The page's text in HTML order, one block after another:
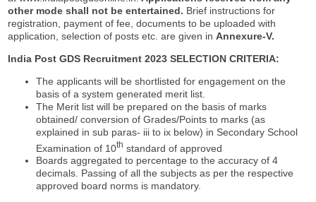
other mode shall not be entertained. Brief instructions for
registration, payment of fee, documents to be uploaded with
application, selection of posts etc. are given in Annexure-V.
India Post GDS Recruitment 2023 SELECTION CRITERIA:
The applicants will be shortlisted for engagement on the
basis of a system generated merit list.
The Merit list will be prepared on the basis of marks
obtained/ conversion of Grades/Points to marks (as
explained in sub paras- iii to ix below) in Secondary School
Examination of 10th standard of approved
Boards aggregated to percentage to the accuracy of 4
decimals. Passing of all the subjects as per the respective
approved board norms is mandatory.